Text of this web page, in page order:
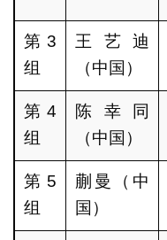
第3
组
王艺迪
（中国）
第4
组
陈幸同
（中国）
第5
组
蒯曼（中
国）